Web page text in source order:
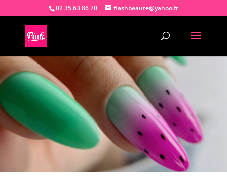
02 35 63 86 70 flashbeaute@yahoo.fr